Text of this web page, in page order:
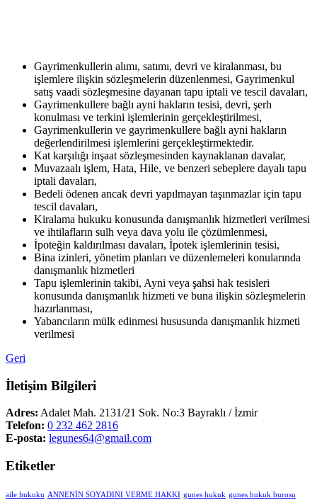
Gayrimenkullerin alımı, satımı, devri ve kiralanması, bu
işlemlere ilişkin sözleşmelerin düzenlenmesi, Gayrimenkul
satış vaadi sözleşmesine dayanan tapu iptali ve tescil davaları,
Gayrimenkullere bağlı ayni hakların tesisi, devri, şerh
konulması ve terkini işlemlerinin gerçekleştirilmesi,
Gayrimenkullerin ve gayrimenkullere bağlı ayni hakların
değerlendirilmesi işlemlerini gerçekleştirmektedir.
Kat karşılığı inşaat sözleşmesinden kaynaklanan davalar,
Muvazaalı işlem, Hata, Hile, ve benzeri sebeplere dayalı tapu
iptali davaları,
Bedeli ödenen ancak devri yapılmayan taşınmazlar için tapu
tescil davaları,
Kiralama hukuku konusunda danışmanlık hizmetleri verilmesi
ve ihtilafların sulh veya dava yolu ile çözümlenmesi,
İpoteğin kaldırılması davaları, İpotek işlemlerinin tesisi,
Bina izinleri, yönetim planları ve düzenlemeleri konularında
danışmanlık hizmetleri
Tapu işlemlerinin takibi, Ayni veya şahsi hak tesisleri
konusunda danışmanlık hizmeti ve buna ilişkin sözleşmelerin
hazırlanması,
Yabancıların mülk edinmesi hususunda danışmanlık hizmeti
verilmesi
Geri
İletişim Bilgileri
Adres: Adalet Mah. 2131/21 Sok. No:3 Bayraklı / İzmir
Telefon: 0 232 462 2816
E-posta: legunes64@gmail.com
Etiketler
aile hukuku ANNENİN SOYADINI VERME HAKKI gunes hukuk gunes hukuk burosu